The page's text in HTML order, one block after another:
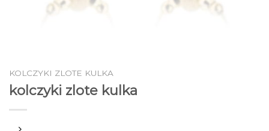
KOLCZYKI ZLOTE KULKA
kolczyki zlote kulka